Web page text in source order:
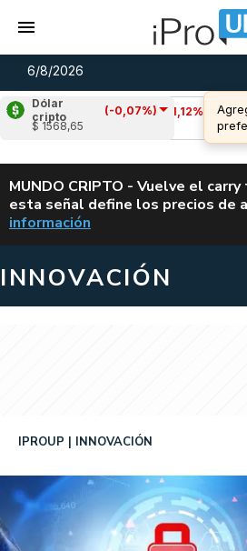
6/8/2026
Dólar
cripto
(-0,07%)
$ 1568,65
Cardano
(-1,12%)
u$s 0,19
ALERTA
MUNDO CRIPTO - Vuelve el
esta señal define los precios de
información
INNOVACIÓN
IPROUP INNOVACIÓN